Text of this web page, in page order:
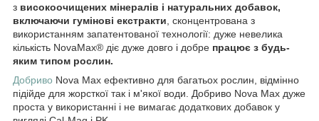
з високоочищених мінералів і натуральних добавок,
включаючи гумінові екстракти , сконцентрована з
використанням запатентованої технології: дуже невелика
кількість NovaMax® діє дуже довго і добре працює з будь-
яким типом рослин.
Добриво Nova Max ефективно для багатьох рослин, відмінно
підійде для жорсткої так і м'якої води. Добриво Nova Max дуже
проста у використанні і не вимагає додаткових добавок у